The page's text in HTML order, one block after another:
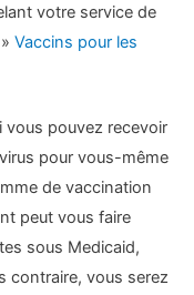
votre service de
»Vaccins pour les
vous pouvez recevoir
pour vous-même
de vaccination
peut vous faire
sous Medicaid,
contraire, vous serez